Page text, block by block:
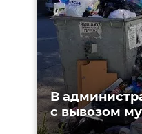
В
с вывозом